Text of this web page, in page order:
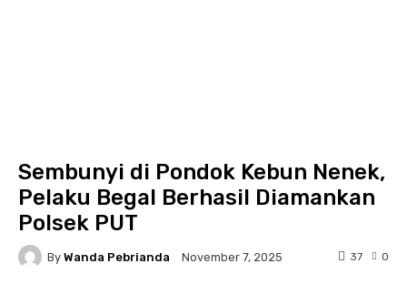
Sembunyi di Pondok Kebun Nenek,
Pelaku Begal Berhasil Diamankan
Polsek PUT
By Wanda Pebrianda November 7, 2025 0
37